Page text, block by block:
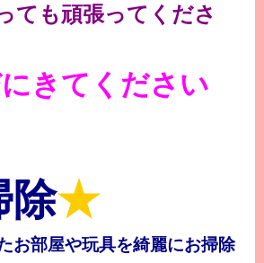
ても頑張ってくださ
きてください
除★
お部屋や玩具を綺麗にお掃除